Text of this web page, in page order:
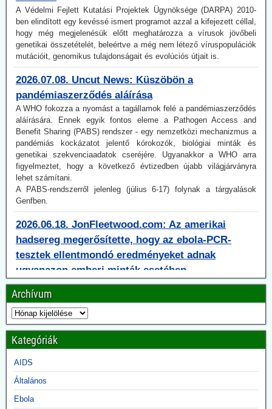
hogy még megjelenésük előtt meghatározza a vírusok jövőbeli
genetikai összetételét, beleértve a még nem létező víruspopulációk
mutációit, genomikus tulajdonságait és evolúciós útjait is.
2026.07.08. Uncut News: Küszöbön a
pandémiaszerződés aláírása
A WHO fokozza a nyomást a tagállamok felé a pandémiaszerződés
aláírására. Ennek egyik fontos eleme a Pathogen Access and
Benefit Sharing (PABS) rendszer - egy nemzetközi mechanizmus a
pandémiás kockázatot jelentő kórokozók, biológiai minták és
genetikai szekvenciaadatok cseréjére. Ugyanakkor a WHO arra
figyelmeztet, hogy a következő évtizedben újabb világjárványra
lehet számítani.
A PABS-rendszerről jelenleg (július 6-17) folynak a tárgyalások
Genfben.
2026.06.18. JonFleetwood.com: Az amerikai
hadsereg megerősítette, hogy az ebola-PCR-
tesztek ellentmondó eredményeket adnak
ugyanazon emberi minták esetében
Egy az amerikai hadsereggel kapcsolatos tanulmány, amelyet 2023-
ban a Scientific Reports folyóiratban tettek közzé, azt mutatja, hogy
az ebola-RT-PCR-tesztek eredményei a teszt szintetikus
primereinek és szondáinak kialakításától függően változtak.
Ugyanazok az emberi minták az egyik ebola-PCR-konfiguráció
mellett negatívnak, egy másik mellett pedig pozitívnak bizonyultak.
A PCR-teszteket jelenleg alkalmazzák az ebola-esetek
számlálására, amelyeket a kormányok viszont arra használnak,
hogy karanténokat és egyéb autoriter intézkedéseket igazoljanak a
járványkitörésekre való reagálás érdekében.
2026.06.18. The Digger: A brit gyógyszeripar 6 év
alatt 2,4 milliárd fontot fizetett ki azért, hogy a
Archívum
Kategóriák
AIDS
Általános
Ebola